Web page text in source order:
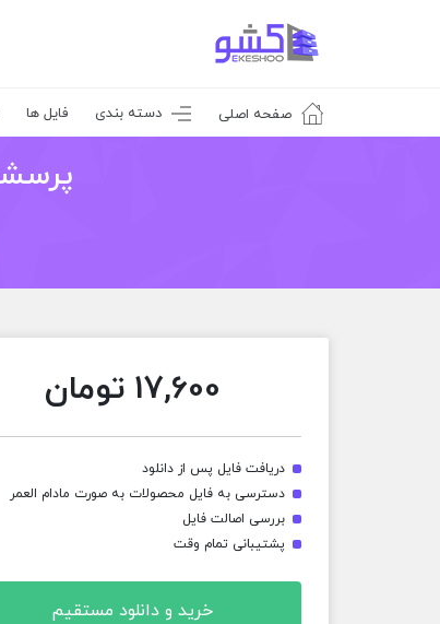
صفحه اصلی دسته بندی فایل ها
17,600 تومان
دریافت فایل پس از دانلود
دسترسی به فایل محصولات به صورت مادام العمر
بررسی اصالت فایل
پشتیبانی تمام وقت
خرید و دانلود مستقیم